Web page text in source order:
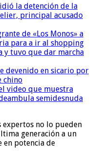
la detención de la
principal acusado
de «Los Monos» a
para a ir al shopping
y tuvo que dar marcha
devenido en sicario por
chino
video que muestra
semidesnuda
expertos no lo pueden
generación a un
en potencia de